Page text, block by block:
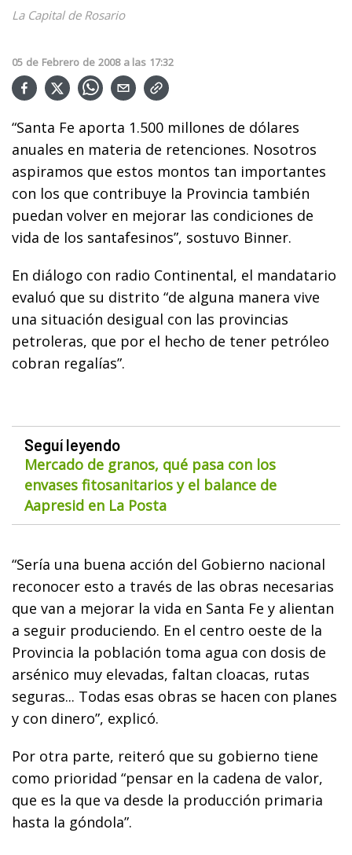
La Capital de Rosario
05 de Febrero de 2008 a las 17:32
“Santa Fe aporta 1.500 millones de dólares
anuales en materia de retenciones. Nosotros
aspiramos que estos montos tan importantes
con los que contribuye la Provincia también
puedan volver en mejorar las condiciones de
vida de los santafesinos”, sostuvo Binner.
En diálogo con radio Continental, el mandatario
evaluó que su distrito “de alguna manera vive
una situación desigual con las provincias
petroleras, que por el hecho de tener petróleo
cobran regalías”.
Seguí leyendo
Mercado de granos, qué pasa con los
envases fitosanitarios y el balance de
Aapresid en La Posta
“Sería una buena acción del Gobierno nacional
reconocer esto a través de las obras necesarias
que van a mejorar la vida en Santa Fe y alientan
a seguir produciendo. En el centro oeste de la
Provincia la población toma agua con dosis de
arsénico muy elevadas, faltan cloacas, rutas
seguras... Todas esas obras se hacen con planes
y con dinero”, explicó.
Por otra parte, reiteró que su gobierno tiene
como prioridad “pensar en la cadena de valor,
que es la que va desde la producción primaria
hasta la góndola”.